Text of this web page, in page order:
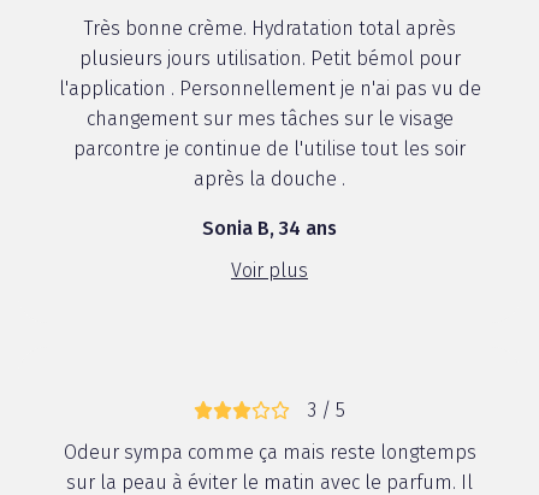
Très bonne crème. Hydratation total après
plusieurs jours utilisation. Petit bémol pour
l'application . Personnellement je n'ai pas vu de
changement sur mes tâches sur le visage
parcontre je continue de l'utilise tout les soir
après la douche .
Sonia B, 34 ans
Voir plus
3 / 5
Odeur sympa comme ça mais reste longtemps
sur la peau à éviter le matin avec le parfum. Il